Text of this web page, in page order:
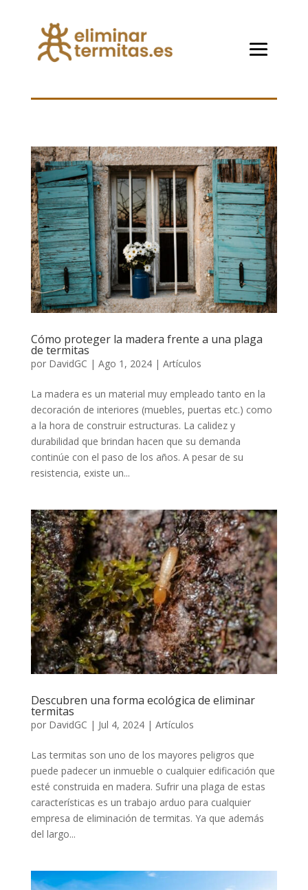
Cómo proteger la madera frente a una plaga
de termitas
por DavidGC | Ago 1, 2024| Artículos
La madera es un material muy empleado tanto en la
decoración de interiores (muebles, puertas etc.) como
a la hora de construir estructuras. La calidez y
durabilidad que brindan hacen que su demanda
continúe con el paso de los años. A pesar de su
resistencia, existe un...
Descubren una forma ecológica de eliminar
termitas
por DavidGC | Jul 4, 2024| Artículos
Las termitas son uno de los mayores peligros que
puede padecer un inmueble o cualquier edificación que
esté construida en madera. Sufrir una plaga de estas
características es un trabajo arduo para cualquier
empresa de eliminación de termitas. Ya que además
del largo...